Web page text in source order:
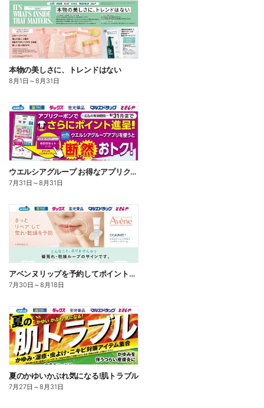
本物の美しさに、トレンドはない
8月1日 ～8月31日
ウエルシアグループ お得なアプリクーポン
7月31日 ～8月31日
アベンヌリップを予約してポイントゲット!
7月30日 ～8月18日
夏のかゆいかぶれ気になる!肌トラブル
7月27日 ～8月31日